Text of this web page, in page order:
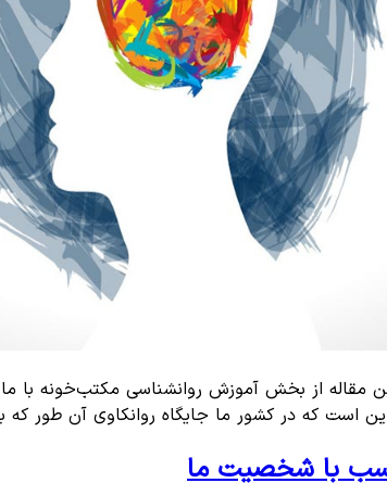
مقاله از بخش آموزش روانشناسی مکتب‌خونه با ما
است که در کشور ما جایگاه روانکاوی آن طور
با شخصیت ما